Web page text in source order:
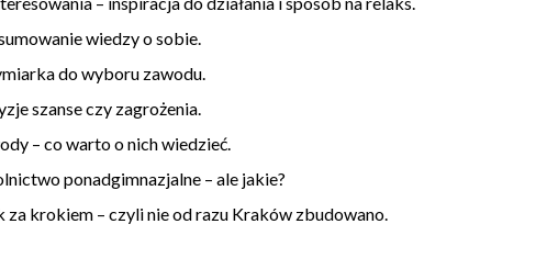
wiedzy o sobie.
do wyboru zawodu.
szanse czy zagrożenia.
– co warto o nich wiedzieć.
ponadgimnazjalne – ale jakie?
krokiem – czyli nie od razu Kraków zbudowano.